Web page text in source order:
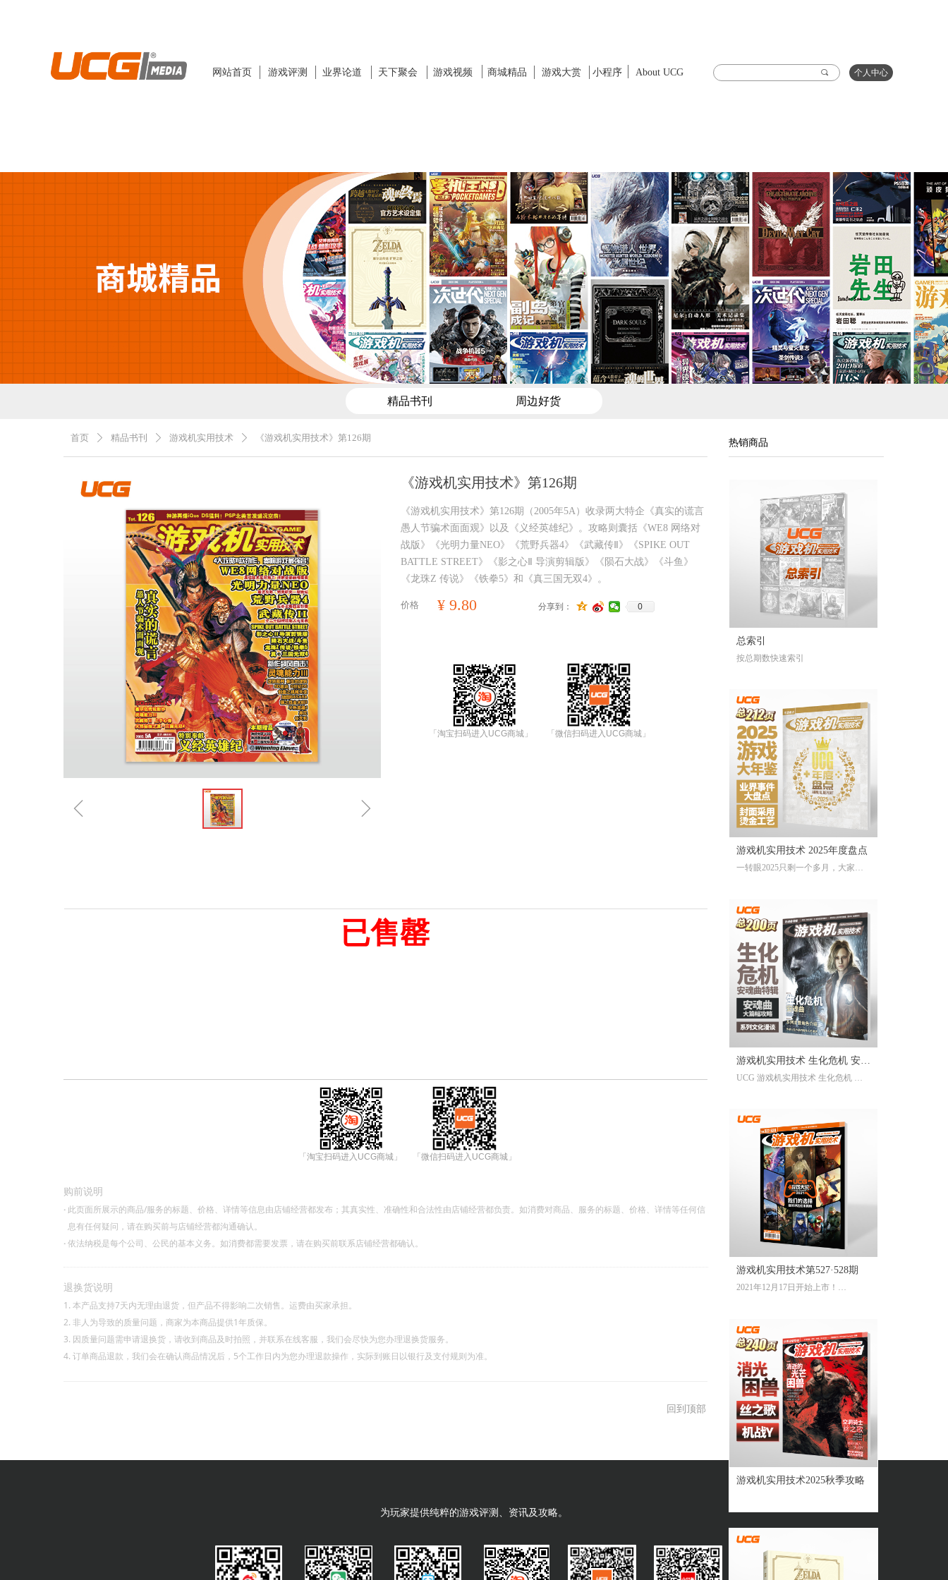
끠
网站首页 商城精品 游戏大赏
业界论道
游戏评测 天下聚会 游戏视频 小程序 About UCG 个人中心
首页 ꄲ 精品书刊 ꄲ 游戏机实用技术 ꄲ 《游戏机实用技术》第126期
ꁆ ꁇ
《游戏机实用技术》第126期
已售罄
价格 ¥ 9.80 分享到： 0
回到顶部
热销商品
「微信扫码进入UCG商城」
「淘宝扫码进入UCG商城」
《游戏机实用技术》第126期（2005年5A）收录两大特企《真实的谎言
愚人节骗术面面观》以及《义经英雄纪》。攻略则囊括《WE8 网络对
战版》《光明力量NEO》《荒野兵器4》《武藏传Ⅱ》《SPIKE OUT
BATTLE STREET》《影之心Ⅱ 导演剪辑版》《陨石大战》《斗鱼》
《龙珠Z 传说》《铁拳5》和《真三国无双4》。
购前说明
· 此页面所展示的商品/服务的标题、价格、详情等信息由店铺经营都发布；其真实性、准确性和合法性由店铺经营都负责。如消费对商品、服务的标题、价格、详情等任何信
息有任何疑问，请在购买前与店铺经营都沟通确认。
·依法纳税是每个公司、公民的基本义务。如消费都需要发票，请在购买前联系店铺经营都确认。
退换货说明
1. 本产品支持7天内无理由退货，但产品不得影响二次销售。运费由买家承担。
2. 非人为导致的质量问题，商家为本商品提供1年质保。
3. 因质量问题需申请退换货，请收到商品及时拍照，并联系在线客服，我们会尽快为您办理退换货服务。
4. 订单商品退款，我们会在确认商品情况后，5个工作日内为您办理退款操作，实际到账日以银行及支付规则为准。
精品书刊 周边好货
总索引
按总期数快速索引
游戏机实用技术 2025年度盘点
一转眼2025只剩一个多月，大家对
前一亮的独立游戏、令人印象深刻
的游戏大事？不记得也不要紧，
《游戏机实用技术 2025年度盘点》
已经帮你全部整合完毕。2025年度
的游戏资讯，看这一本就足够。
继承自UCG每年的年度特辑及合
刊，我们最经典的游戏大年鉴、游
戏大盘点栏目依然在线；年年有今
日岁岁有今朝，UCG小编们心目中
以聚众锐评环节，想要来围观吐槽
的朋友们也请绝对不要放过。此
多打赢复活赛的攻略栏目“实用至上
主义”——最全面的游戏盘点，最详
尽的年鉴资料，更有小而美周边随
限定版档位一起赠送，收藏价值妥
游戏机实用技术 生化危机 安魂
曲特辑
UCG 游戏机实用技术 生化危机 安
游戏机实用技术第527·528期
2021年12月17日开始上市！
游戏机实用技术2025秋季攻略
「微信扫码进入UCG商城」
「淘宝扫码进入UCG商城」
为玩家提供纯粹的游戏评测、资讯及攻略。